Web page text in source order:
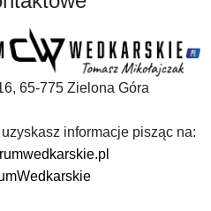
65-775 Zielona Góra
informacje pisząc na: